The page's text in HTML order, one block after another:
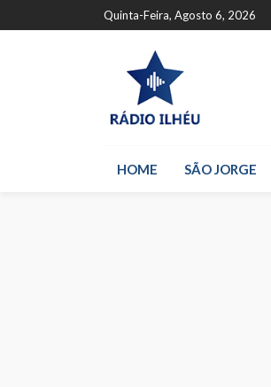
Quinta-Feira, Agosto 6, 2026
HOME SÃO JORGE